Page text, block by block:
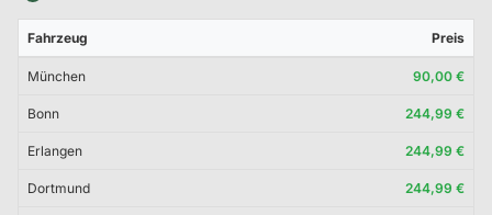
Fahrzeug Preis
München 90,00 €
Bonn 244,99 €
Erlangen 244,99 €
Dortmund 244,99 €